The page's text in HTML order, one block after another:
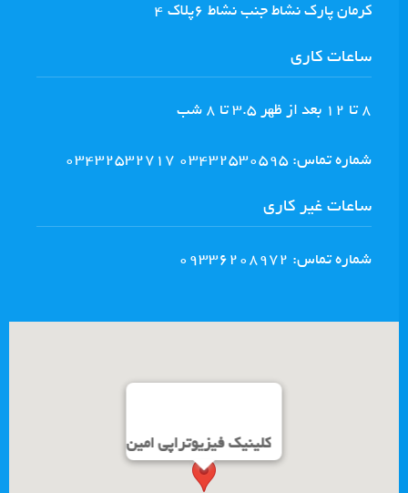
كرمان پارك نشاط جنب نشاط ٦پلاك ٤
ساعات کاری
8 تا ١٢ بعد از ظهر ٣.٥ تا ٨ شب
شماره تماس: 03432530595 03432532717
ساعات غیر کاری
شماره تماس: 09336208972
کلینیک فیزیوتراپی امین